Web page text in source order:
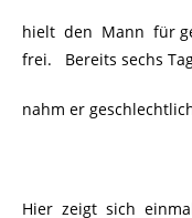
hielt den Mann für
frei. Bereits sechs
nahm er
Hier zeigt sich